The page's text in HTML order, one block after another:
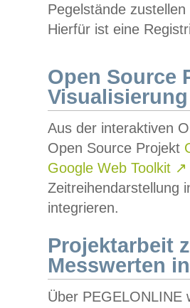
Pegelstände
Hierfür ist eine
Open Source
Visualisierung
Aus der interaktiven
Open Source Projekt
Google Web Toolkit ↗
Zeitreihendarstellung
integrieren.
Projektarbeit
Messwerten
Über PEGELONLINE